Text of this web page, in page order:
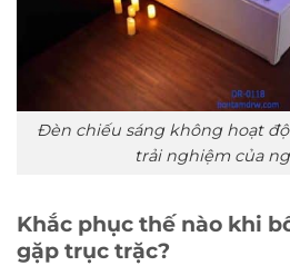
Đèn chiếu sáng không hoạt
trải nghiệm của
Khắc phục thế nào khi
gặp trục trặc?